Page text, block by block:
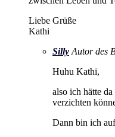
Liebe Grüße
Kathi
Silly Autor des
Huhu Kathi,
also ich hätte
verzichten
Dann bin ich